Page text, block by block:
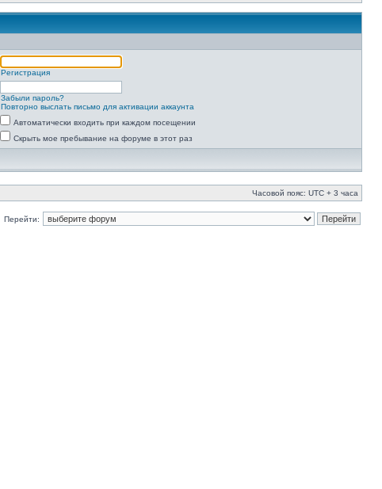
Регистрация
Забыли пароль?
Повторно выслать письмо для активации аккаунта
Автоматически входить при каждом посещении
Скрыть мое пребывание на форуме в этот раз
Часовой пояс: UTC + 3 часа
Перейти: